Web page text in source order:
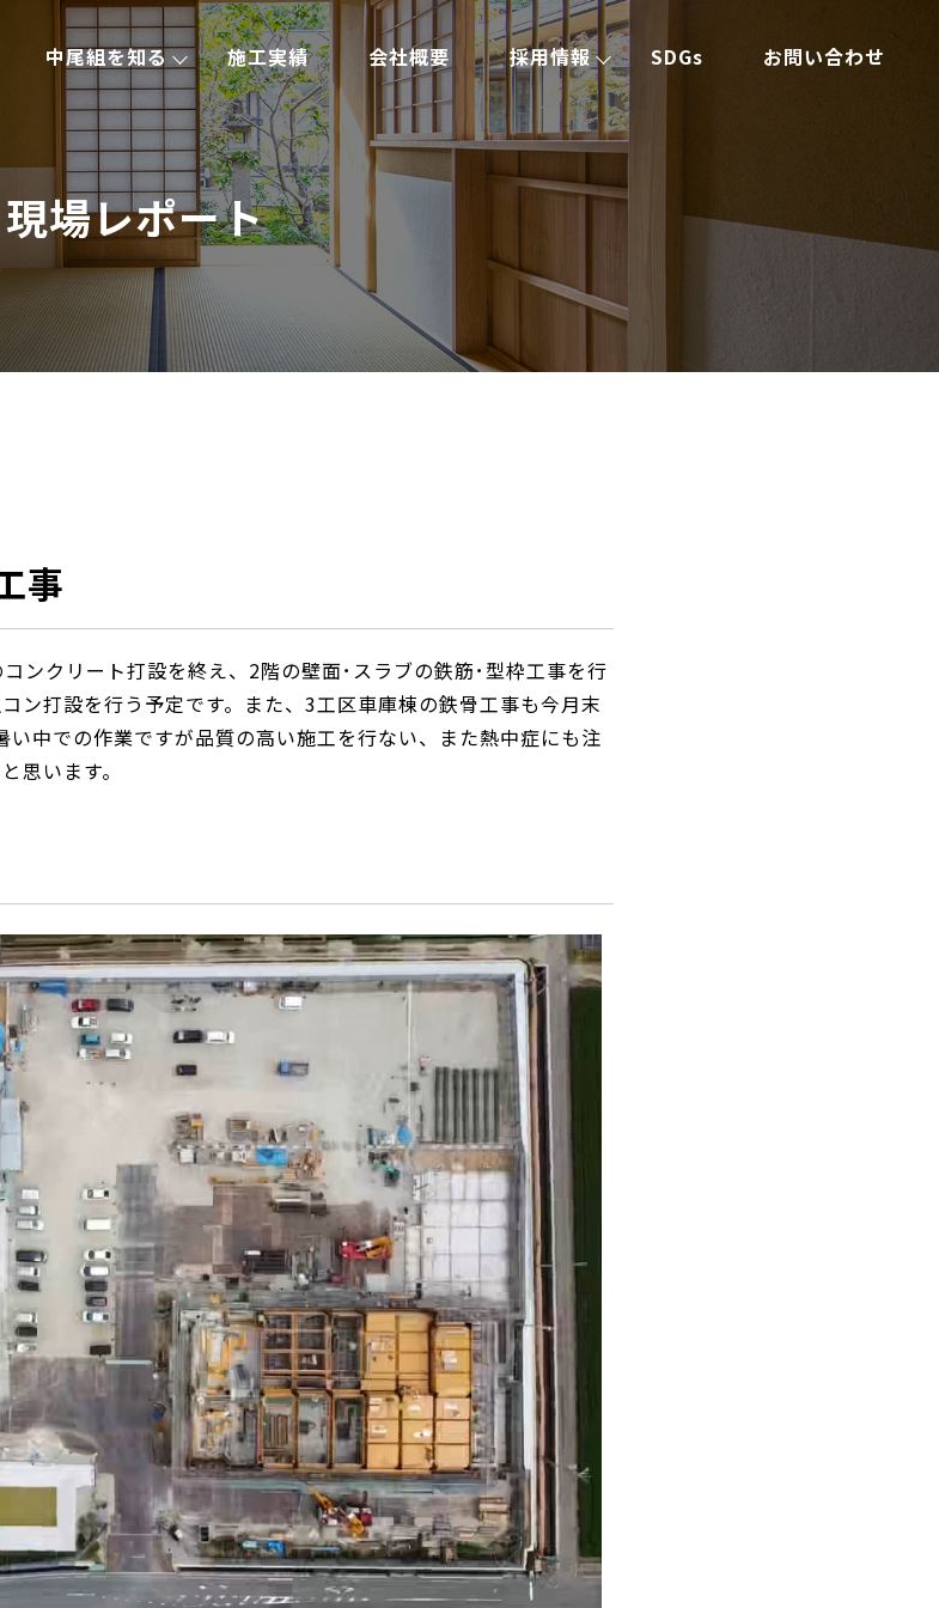
中尾組を知る 施工実績 会社概要 採用情報 SDGs お問い合わせ
現場レポート
事
ンクリート打設を終え、2階の壁面･スラブの鉄筋･型枠工事を行
ン打設を行う予定です。また、3工区車庫棟の鉄骨工事も今月末
中での作業ですが品質の高い施工を行ない、また熱中症にも注
思います。